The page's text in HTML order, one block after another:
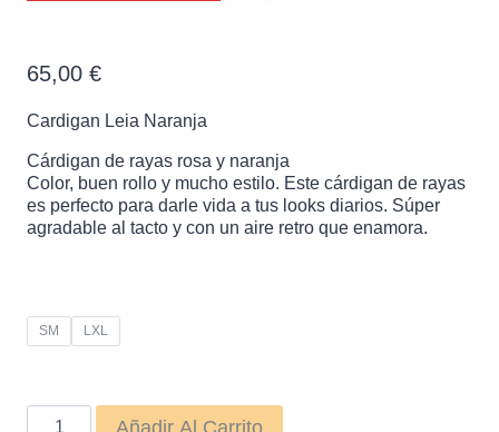
65,00 €
Cardigan Leia Naranja
Cárdigan de rayas rosa y naranja
Color, buen rollo y mucho estilo. Este cárdigan de rayas
es perfecto para darle vida a tus looks diarios. Súper
agradable al tacto y con un aire retro que enamora.
SM LXL
Cardigan
Añadir Al Carrito